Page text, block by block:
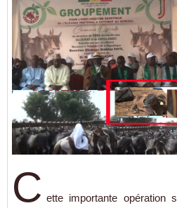
C ette importante opération